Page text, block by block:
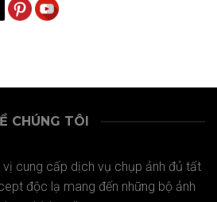
CHÚNG TÔI
cung cấp dịch vụ chụp ảnh đủ tất
độc lạ mang đến những bộ ảnh